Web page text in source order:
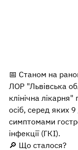
📅 Станом на
ЛОР "Львівська
клінічна лікарня"
осіб, серед яких 9
симптомами
інфекції (ГКІ).
🔎 Що сталося?